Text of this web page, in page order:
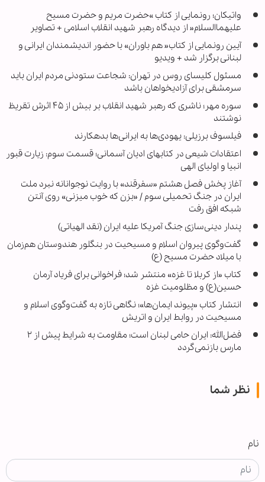
واتیکان؛ رونمایی از کتاب »حضرت مریم و حضرت مسیح
علیهماالسلام« از دیدگاه رهبر شهید انقلاب اسلامی + تصاویر
آیین رونمایی از کتاب« هم باوران» با حضور اندیشمندان ایرانی و
لبنانی برگزار شد + ویدیو
مسئول کلیسای روس در تهران: شجاعت ستودنی مردم ایران باید
سرمشقی برای آزادیخواهان باشد
سوره مهر؛ ناشری که رهبر شهید انقلاب بر بیش از ۴۵ اثرش تقریظ
نوشتند
فیلسوف برزیلی: یهودی‌ها به ایرانی‌ها بدهکارند
اعتقادات شیعی در کتابهای ادیان آسمانی؛ قسمت سوم: زیارت قبور
انبیا و اولیای الهی
آغاز پخش فصل هشتم «سفرقند» با روایت نوجوانانه نبرد ملت
ایران در جنگ تحمیلی سوم / «بزن که خوب میزنی» روی آنتن
شبکه افق رفت
پندار دینی‌سازی جنگ آمریکا علیه ایران (نقد الهیاتی)
گفت‌وگوی پیروان اسلام و مسیحیت در بنگلور هندوستان هم‌زمان
با میلاد حضرت مسیح (ع)
کتاب «از کربلا تا غزه» منتشر شد؛ فراخوانی برای فریاد آرمان
حسین(ع) و مظلومیت غزه
انتشار کتاب «پیوند ایمان‌ها»؛ نگاهی تازه به گفت‌وگوی اسلام و
مسیحیت در روابط ایران و اتریش
فضل‌الله: ایران حامی لبنان است؛ مقاومت به شرایط پیش از ۲
مارس بازنمی‌گردد
نظر شما
نام